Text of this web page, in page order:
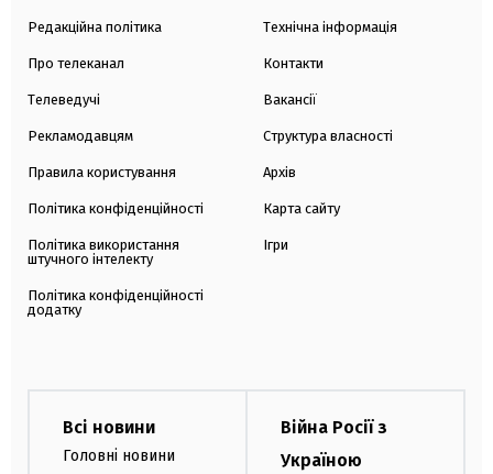
Редакційна політика
Про телеканал
Телеведучі
Рекламодавцям
Правила користування
Політика конфіденційності
Політика використання
штучного інтелекту
Політика конфіденційності
додатку
Технічна інформація
Контакти
Вакансії
Структура власності
Архів
Карта сайту
Ігри
Всі новини
Головні новини
Війна Росії з
Україною